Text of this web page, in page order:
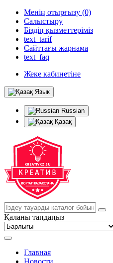
Менің отырғызу (0)
Салыстыру
Біздің қызметтеріміз
text_tarif
Сайттағы жарнама
text_faq
Жеке кабинетіне
Язык
Russian
Қазақ
Қаланы таңдаңыз
Главная
Новости